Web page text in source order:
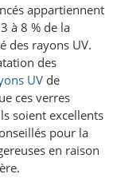
appartiennent
à 8 % de la
des rayons UV.
des
UV de
ces verres
soient excellents
pour la
en raison